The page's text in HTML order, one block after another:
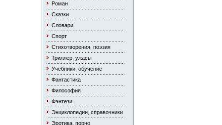
Роман
Сказки
Словари
Спорт
Стихотворения, поэзия
Триллер, ужасы
Учебники, обучение
Фантастика
Философия
Фэнтези
Энциклопедии, справочники
Эротика, порно